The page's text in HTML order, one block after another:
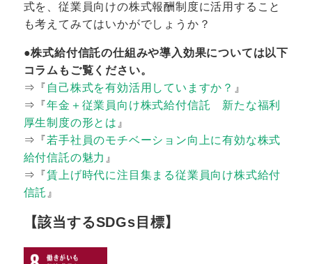
式を、従業員向けの株式報酬制度に活用すること
も考えてみてはいかがでしょうか？
●株式給付信託の仕組みや導入効果については以下
コラムもご覧ください。
⇒『 自己株式を有効活用していますか？ 』
⇒『年金＋従業員向け株式給付信託 新たな福利
厚生制度の形とは 』
⇒『若手社員のモチベーション向上に有効な株式
給付信託の魅力 』
⇒『賃上げ時代に注目集まる従業員向け株式給付
信託 』
【該当するSDGs目標】